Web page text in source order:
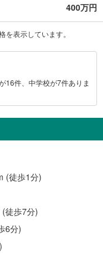
400万円
表示しています。
16件、中学校が7件ありま
(徒歩1分)
徒歩7分)
6分)